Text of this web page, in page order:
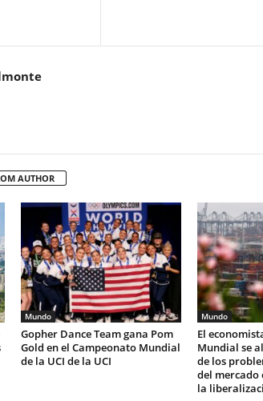
AUTHOR
Mundo
Gopher Dance Team gana Pom
Gold en el Campeonato Mundial
de la UCI de la UCI
Mundo
El
Mundial se
de los
del mercado
la